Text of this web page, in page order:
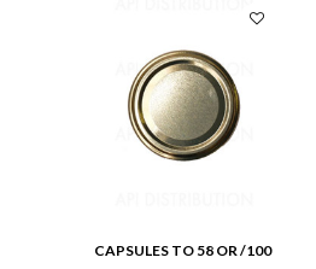
CAPSULES TO 58 OR /100